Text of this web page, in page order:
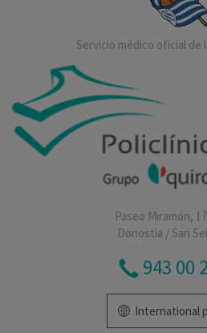
Servicio médico oficial de
Paseo Miramón,
Donostia / San
943 00
International